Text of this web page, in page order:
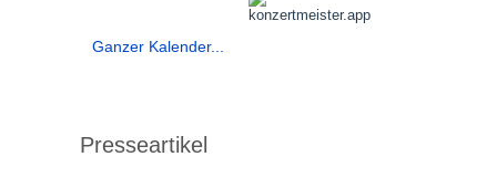
Ganzer Kalender...
Presseartikel